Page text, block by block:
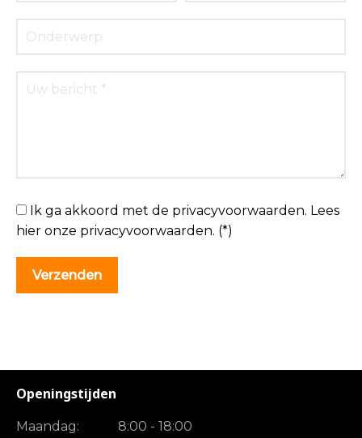
Ik ga akkoord met de privacyvoorwaarden. Lees
hier onze privacyvoorwaarden. (*)
Openingstijden
Maandag:
8:00 - 18:00